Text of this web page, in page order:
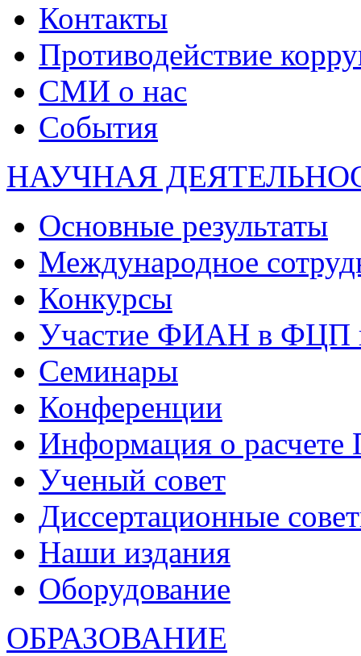
Контакты
Противодействие
СМИ о нас
События
НАУЧНАЯ
Основные результаты
Международное
Конкурсы
Участие ФИАН в ФЦП
Семинары
Конференции
Информация о
Ученый совет
Диссертационные
Наши издания
Оборудование
ОБРАЗОВАНИЕ